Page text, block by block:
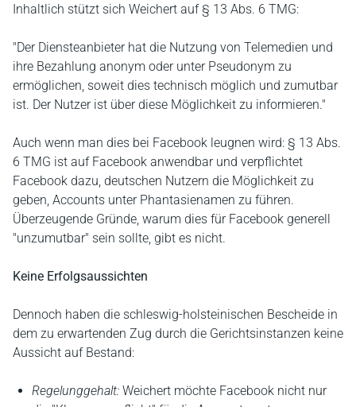
Inhaltlich stützt sich Weichert auf § 13 Abs. 6 TMG:
"Der Diensteanbieter hat die Nutzung von Telemedien und
ihre Bezahlung anonym oder unter Pseudonym zu
ermöglichen, soweit dies technisch möglich und zumutbar
ist. Der Nutzer ist über diese Möglichkeit zu informieren."
Auch wenn man dies bei Facebook leugnen wird: § 13 Abs.
6 TMG ist auf Facebook anwendbar und verpflichtet
Facebook dazu, deutschen Nutzern die Möglichkeit zu
geben, Accounts unter Phantasienamen zu führen.
Überzeugende Gründe, warum dies für Facebook generell
"unzumutbar" sein sollte, gibt es nicht.
Keine Erfolgsaussichten
Dennoch haben die schleswig-holsteinischen Bescheide in
dem zu erwartenden Zug durch die Gerichtsinstanzen keine
Aussicht auf Bestand:
Regelunggehalt: Weichert möchte Facebook nicht nur